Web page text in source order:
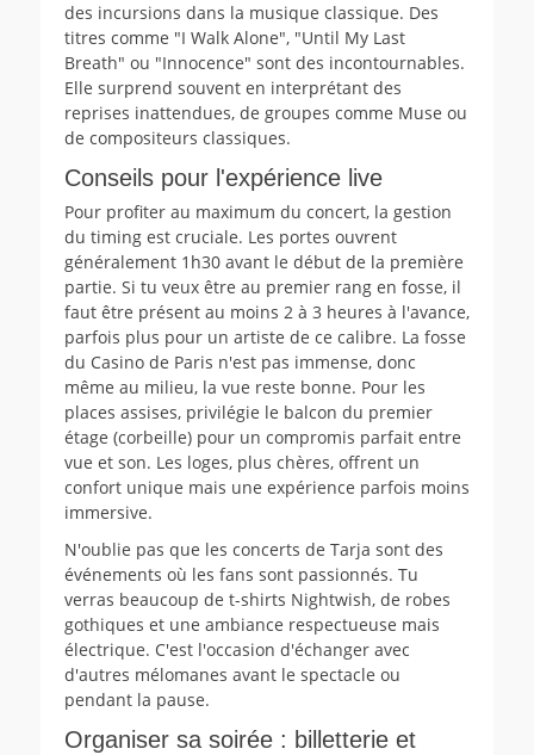
des incursions dans la musique classique. Des
titres comme "I Walk Alone", "Until My Last
Breath" ou "Innocence" sont des incontournables.
Elle surprend souvent en interprétant des
reprises inattendues, de groupes comme Muse ou
de compositeurs classiques.
Conseils pour l'expérience live
Pour profiter au maximum du concert, la gestion
du timing est cruciale. Les portes ouvrent
généralement 1h30 avant le début de la première
partie. Si tu veux être au premier rang en fosse, il
faut être présent au moins 2 à 3 heures à l'avance,
parfois plus pour un artiste de ce calibre. La fosse
du Casino de Paris n'est pas immense, donc
même au milieu, la vue reste bonne. Pour les
places assises, privilégie le balcon du premier
étage (corbeille) pour un compromis parfait entre
vue et son. Les loges, plus chères, offrent un
confort unique mais une expérience parfois moins
immersive.
N'oublie pas que les concerts de Tarja sont des
événements où les fans sont passionnés. Tu
verras beaucoup de t-shirts Nightwish, de robes
gothiques et une ambiance respectueuse mais
électrique. C'est l'occasion d'échanger avec
d'autres mélomanes avant le spectacle ou
pendant la pause.
Organiser sa soirée : billetterie et